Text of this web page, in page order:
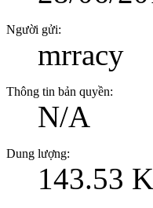
Người gửi:
mrracy
Thông tin bản quyền:
N/A
Dung lượng:
143.53